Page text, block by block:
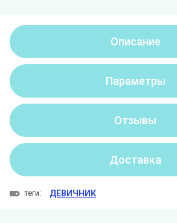
Описание
Параметры
Отзывы
Доставка
теги: ДЕВИЧНИК